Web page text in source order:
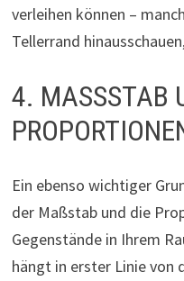
verleihen können –
Tellerrand
4. MASSSTAB
Ein ebenso wichtiger
der Maßstab und die
Gegenstände in Ihrem
hängt in erster Linie von